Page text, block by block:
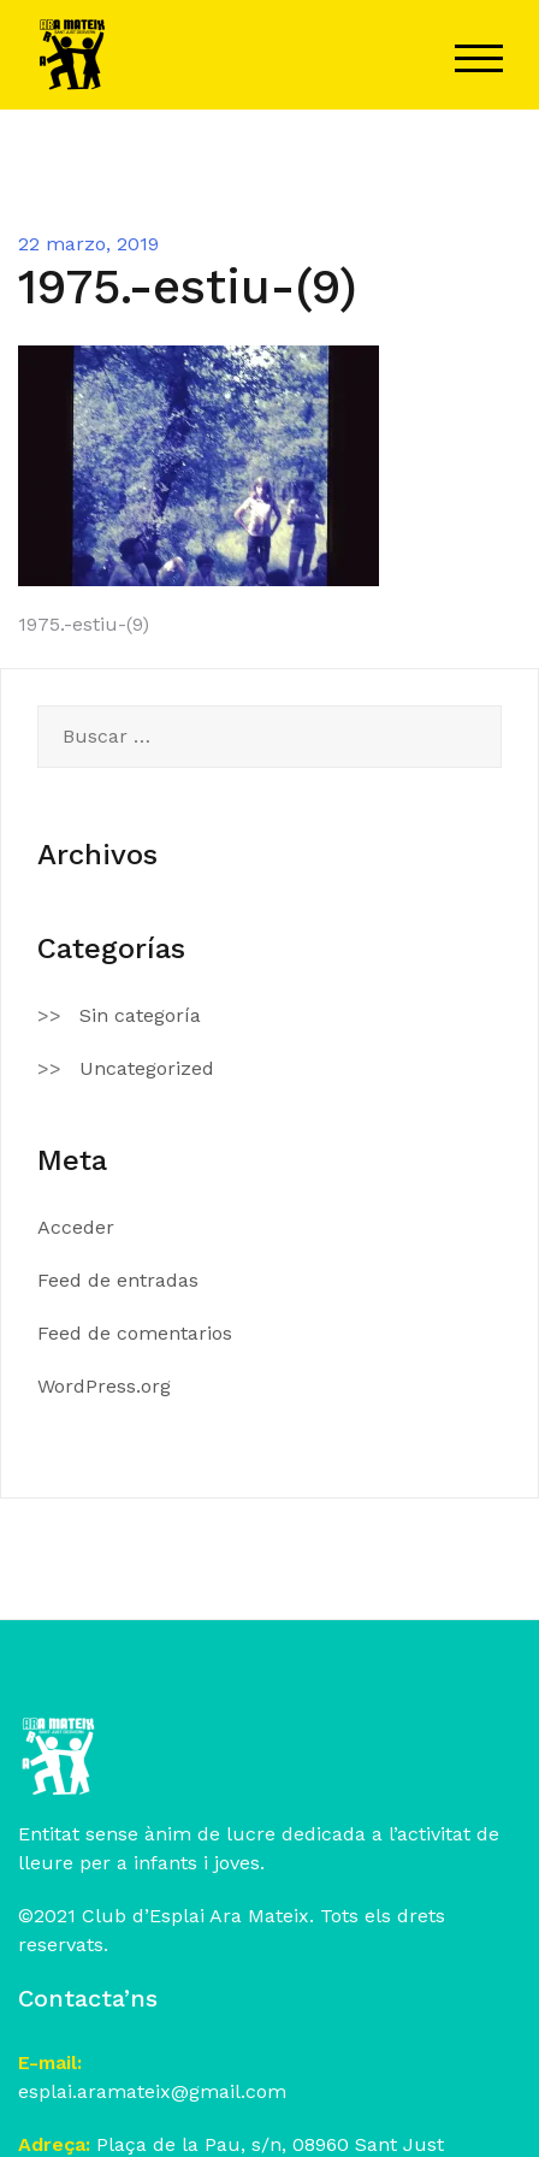
contenido
22 marzo, 2019
1975.-estiu-(9)
Navegación
entradas
1975.-estiu-(9)
Archivos
Categorías
Sin categoría
Uncategorized
Meta
Acceder
Feed de entradas
Feed de comentarios
WordPress.org
Entitat sense ànim de lucre dedicada a l’activitat de
lleure per a infants i joves.
©2021 Club d’Esplai Ara Mateix. Tots els drets
reservats.
Contacta’ns
E-mail:
esplai.aramateix@gmail.com
Adreça: Plaça de la Pau, s/n, 08960 Sant Just